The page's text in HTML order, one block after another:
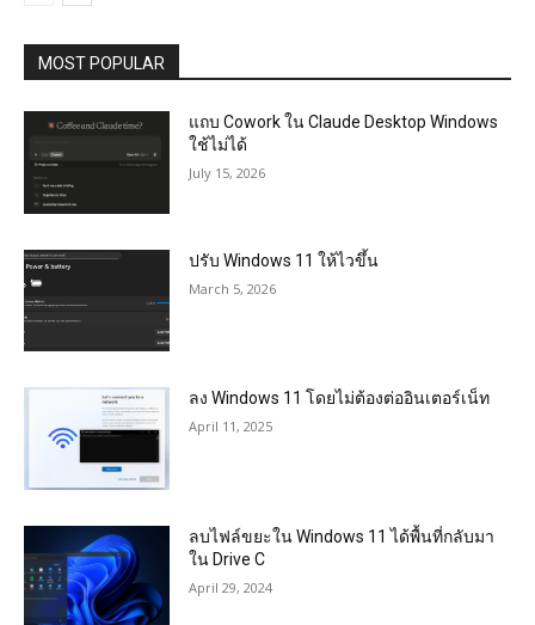
MOST POPULAR
แถบ Cowork ใน Claude Desktop Windows
ใช้ไม่ได้
July 15, 2026
ปรับ Windows 11 ให้ไวขึ้น
March 5, 2026
ลง Windows 11 โดยไม่ต้องต่ออินเตอร์เน็ท
April 11, 2025
ลบไฟล์ขยะใน Windows 11 ได้พื้นที่กลับมา
ใน Drive C
April 29, 2024